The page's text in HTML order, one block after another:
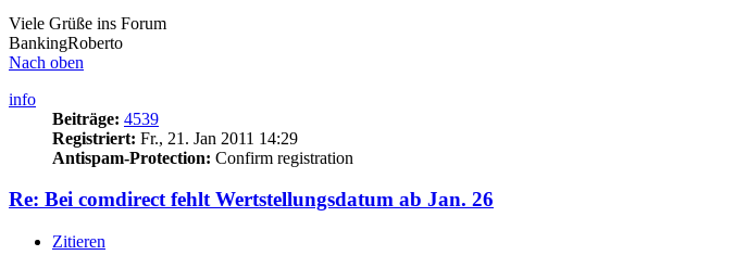
Viele Grüße ins Forum
BankingRoberto
Nach oben
info
Beiträge: 4539
Registriert: Fr., 21. Jan 2011 14:29
Antispam-Protection: Confirm registration
Re: Bei comdirect fehlt Wertstellungsdatum ab Jan. 26
Zitieren